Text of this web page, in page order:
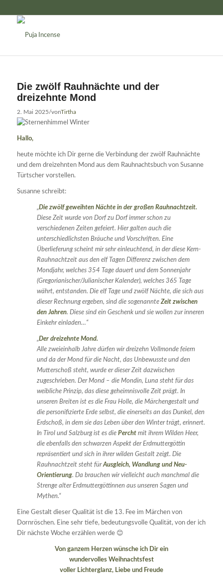
Die zwölf Rauhnächte und der
dreizehnte Mond
2. Mai 2025/vonTirtha
Hallo,
heute möchte ich Dir gerne die Verbindung der zwölf Rauhnächte
und dem dreizehnten Mond aus dem Rauhnachtsbuch von Susanne
Türtscher vorstellen.
Susanne schreibt:
„Die zwölf geweihten Nächte in der großen Rauhnachtzeit.
Diese Zeit wurde von Dorf zu Dorf immer schon zu
verschiedenen Zeiten gefeiert. Hier galten auch die
unterschiedlichsten Bräuche und Vorschriften. Eine
Überlieferung scheint mir sehr einleuchtend, in der diese Kern-
Rauhnachtzeit aus den elf Tagen Differenz zwischen dem
Mondjahr, welches 354 Tage dauert und dem Sonnenjahr
(Gregorianischer/Julianischer Kalender), welches 365 Tage
währt, entstanden. Die elf Tage und zwölf Nächte, die sich aus
dieser Rechnung ergeben, sind die sogenannteZeit zwischen
den Jahren. Diese sind ein Geschenk und sie wollen zur inneren
Einkehr einladen…“
„Der dreizehnte Mond.
Alle zweieinhalb Jahre dürfen wir dreizehn Vollmonde feiern
und da der Mond für die Nacht, das Unbewusste und den
Mutterschoß steht, wurde er dieser Zeit dazwischen
zugeschrieben. Der Mond – die Mondin, Luna steht für das
weibliche Prinzip, das diese geheimnisvolle Zeit prägt. In
unseren Breiten ist es die Frau Holle, die Märchengestalt und
die personifizierte Erde selbst, die einerseits an das Dunkel, den
Erdschoß, in dem sie das Leben über den Winter trägt, erinnert.
In Tirol und Salzburg ist es die Perchtmit ihrem Wilden Heer,
die ebenfalls den schwarzen Aspekt der Erdmuttergöttin
repräsentiert und sich in ihrer wilden Gestalt zeigt. Die
Rauhnachtzeit steht fürAusgleich, Wandlung und Neu-
Orientierung. Da brauchen wir vielleicht auch manchmal die
Strenge alter Erdmuttergöttinnen aus unseren Sagen und
Mythen.“
Eine Gestalt dieser Qualität ist die 13. Fee im Märchen von
Dornröschen. Eine sehr tiefe, bedeutungsvolle Qualität, von der ich
Dir nächste Woche erzählen werde 😊
Von ganzem Herzen wünsche ich Dir ein
wundervolles Weihnachtsfest
voller Lichterglanz, Liebe und Freude